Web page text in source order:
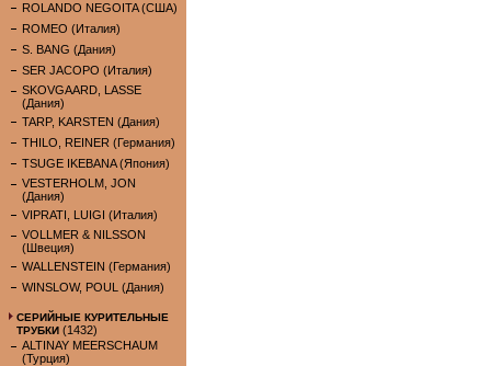
ROLANDO NEGOITA (США)
ROMEO (Италия)
S. BANG (Дания)
SER JACOPO (Италия)
SKOVGAARD, LASSE
(Дания)
TARP, KARSTEN (Дания)
THILO, REINER (Германия)
TSUGE IKEBANA (Япония)
VESTERHOLM, JON
(Дания)
VIPRATI, LUIGI (Италия)
VOLLMER & NILSSON
(Швеция)
WALLENSTEIN (Германия)
WINSLOW, POUL (Дания)
СЕРИЙНЫЕ КУРИТЕЛЬНЫЕ
ТРУБКИ (1432)
ALTINAY MEERSCHAUM
(Турция)